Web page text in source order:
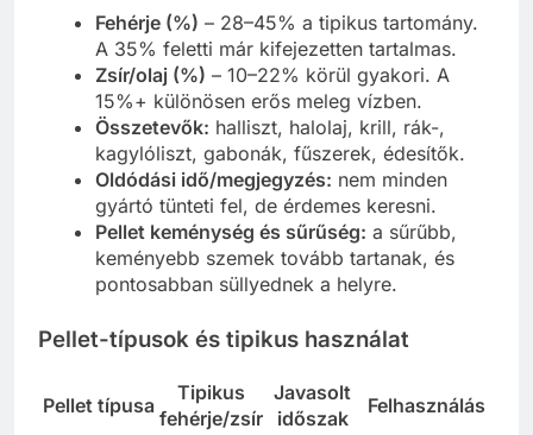
Fehérje (%) – 28–45% a tipikus tartomány.
A 35% feletti már kifejezetten tartalmas.
Zsír/olaj (%) – 10–22% körül gyakori. A
15%+ különösen erős meleg vízben.
Összetevők: halliszt, halolaj, krill, rák-,
kagylóliszt, gabonák, fűszerek, édesítők.
Oldódási idő/megjegyzés: nem minden
gyártó tünteti fel, de érdemes keresni.
Pellet keménység és sűrűség: a sűrűbb,
keményebb szemek tovább tartanak, és
pontosabban süllyednek a helyre.
Pellet-típusok és tipikus használat
Pellet típusa
Tipikus
fehérje/zsír
Javasolt
időszak
Felhasználás